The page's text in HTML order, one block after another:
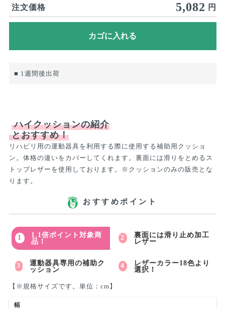
注文価格 5,082 円
■ 1週間後出荷
ハイクッションの紹介
とおすすめ！
リハビリ用の運動器具を利用する際に使用する補助用クッショ
ン。体格の違いをカバーしてくれます。裏面には滑りをとめるス
トップレザーを使用しております。※クッションのみの販売とな
ります。
おすすめポイント
1.1倍ポイント対象商
品！
裏面には滑り止め加工
レザー
運動器具専用の補助ク
ッション
レザーカラー18色より
選択！
【※規格サイズです。単位：cm】
幅